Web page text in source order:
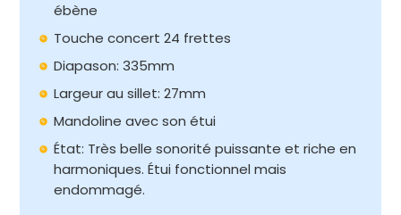
ébène
Touche concert 24 frettes
Diapason: 335mm
Largeur au sillet: 27mm
Mandoline avec son étui
État: Très belle sonorité puissante et riche en
harmoniques. Étui fonctionnel mais
endommagé.